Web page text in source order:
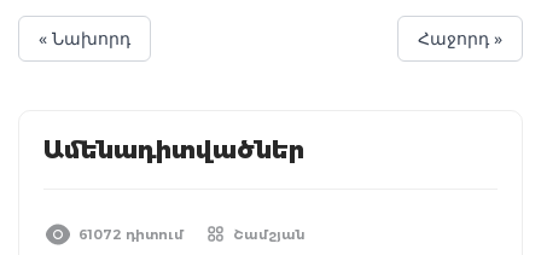
« Նախորդ Հաջորդ »
Ամենադիտվածներ
61072 դիտում Շամշյան